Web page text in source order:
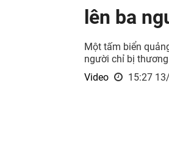
lên ba
Một tấm biển
người chỉ bị
Video
15:27